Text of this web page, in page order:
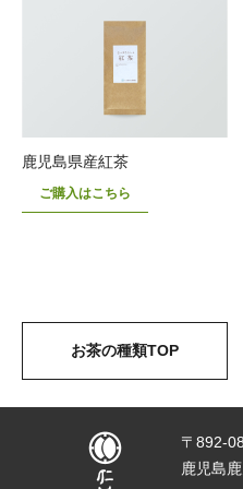
鹿児島県産紅茶
ご購入はこちら
お茶の種類TOP
〒892-
鹿児島